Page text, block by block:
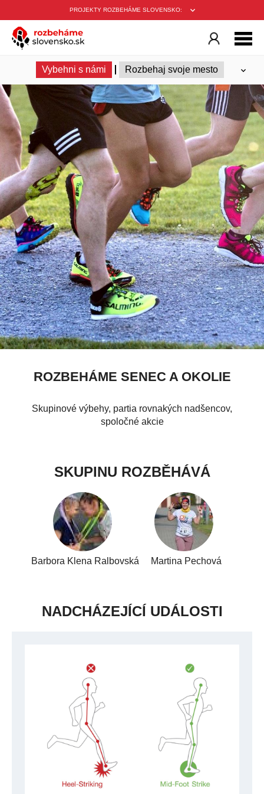
PROJEKTY ROZBEHÁME SLOVENSKO:
Vybehni s námi Rozbehaj svoje mesto
ROZBEHÁME SENEC A OKOLIE
Skupinové výbehy, partia rovnakých nadšencov,
spoločné akcie
SKUPINU ROZBĚHÁVÁ
Barbora Klena Ralbovská Martina Pechová
NADCHÁZEJÍCÍ UDÁLOSTI